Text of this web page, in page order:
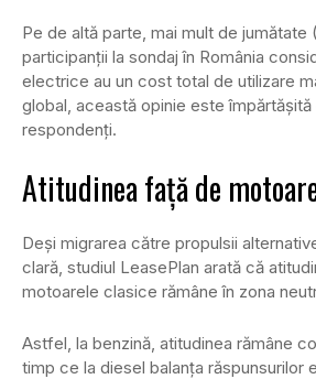
Pe de altă parte, mai mult de jumătate
participanţii la sondaj în România
electrice au un cost total de utilizare
global, această opinie este
respondenţi.
Atitudinea faţă de
Deşi migrarea către propulsii
clară, studiul LeasePlan arată că
motoarele clasice rămâne în zona
Astfel, la benzină, atitudinea rămâne
timp ce la diesel balanţa răspunsurilor